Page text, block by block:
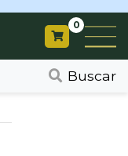
0
Buscar